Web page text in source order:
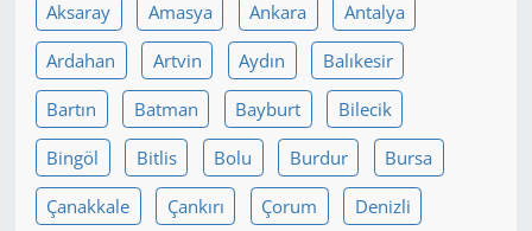
Aksaray Amasya Ankara Antalya
Ardahan Artvin Aydın Balıkesir
Bartın Batman Bayburt Bilecik
Bingöl Bitlis Bolu Burdur Bursa
Çanakkale Çankırı Çorum Denizli
Yerel